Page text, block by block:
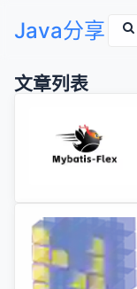
Java分享
文章列表